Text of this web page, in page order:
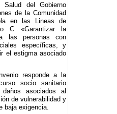
Salud del Gobierno
de la Comunidad
en las Lineas de
C «Garantizar la
las personas con
específicas, y
el estigma asociado
responde a la
socio sanitario
asociados al
de vulnerabilidad y
baja exigencia.